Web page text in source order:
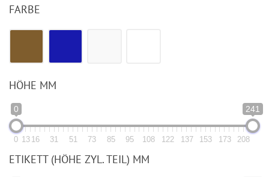
FARBE
HÖHE MM
0 241
0 13 16 31 51 73 85 95 108 122 137 153 173 208
ETIKETT (HÖHE ZYL. TEIL) MM